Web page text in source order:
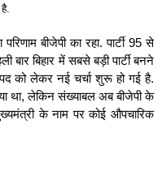
बीजेपी का रहा. पार्टी 95 से
बिहार में सबसे बड़ी पार्टी बनने
को लेकर नई चर्चा शुरू हो गई है.
था, लेकिन संख्याबल अब बीजेपी के
के नाम पर कोई औपचारिक